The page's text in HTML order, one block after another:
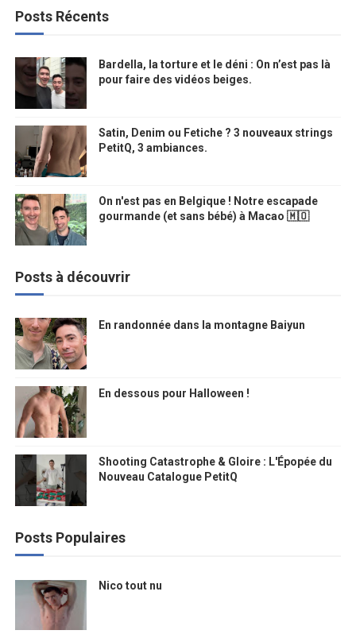
Posts Récents
Bardella, la torture et le déni : On n’est pas là
pour faire des vidéos beiges.
Satin, Denim ou Fetiche ? 3 nouveaux strings
PetitQ, 3 ambiances.
On n'est pas en Belgique ! Notre escapade
gourmande (et sans bébé) à Macao 🇲🇴
Posts à découvrir
En randonnée dans la montagne Baiyun
En dessous pour Halloween !
Shooting Catastrophe & Gloire : L'Épopée du
Nouveau Catalogue PetitQ
Posts Populaires
Nico tout nu